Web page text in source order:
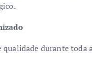
durante toda